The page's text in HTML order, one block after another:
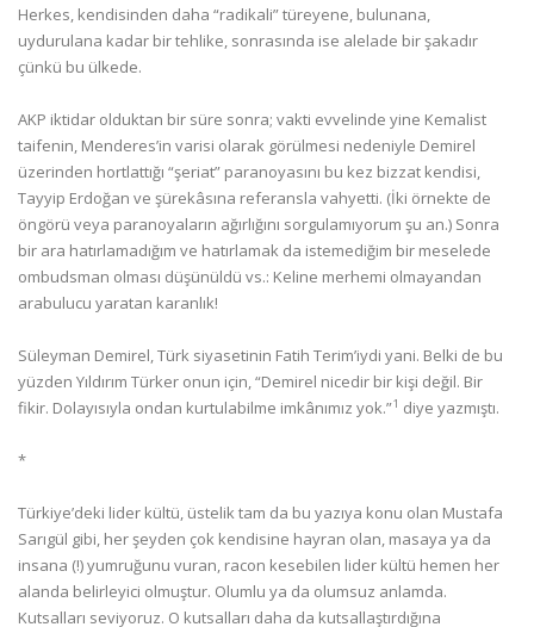
Herkes, kendisinden daha “radikali” türeyene, bulunana,
uydurulana kadar bir tehlike, sonrasında ise alelade bir şakadır
çünkü bu ülkede.
AKP iktidar olduktan bir süre sonra; vakti evvelinde yine Kemalist
taifenin, Menderes’in varisi olarak görülmesi nedeniyle Demirel
üzerinden hortlattığı “şeriat” paranoyasını bu kez bizzat kendisi,
Tayyip Erdoğan ve şürekâsına referansla vahyetti. (İki örnekte de
öngörü veya paranoyaların ağırlığını sorgulamıyorum şu an.) Sonra
bir ara hatırlamadığım ve hatırlamak da istemediğim bir meselede
ombudsman olması düşünüldü vs.: Keline merhemi olmayandan
arabulucu yaratan karanlık!
Süleyman Demirel, Türk siyasetinin Fatih Terim’iydi yani. Belki de bu
yüzden Yıldırım Türker onun için, “Demirel nicedir bir kişi değil. Bir
fikir. Dolayısıyla ondan kurtulabilme imkânımız yok.”1 diye yazmıştı.
*
Türkiye’deki lider kültü, üstelik tam da bu yazıya konu olan Mustafa
Sarıgül gibi, her şeyden çok kendisine hayran olan, masaya ya da
insana (!) yumruğunu vuran, racon kesebilen lider kültü hemen her
alanda belirleyici olmuştur. Olumlu ya da olumsuz anlamda.
Kutsalları seviyoruz. O kutsalları daha da kutsallaştırdığına